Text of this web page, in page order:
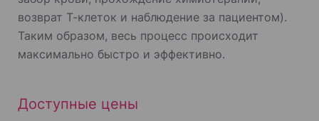
возврат Т-клеток и наблюдение за пациентом).
Таким образом, весь процесс происходит
максимально быстро и эффективно.
Доступные цены